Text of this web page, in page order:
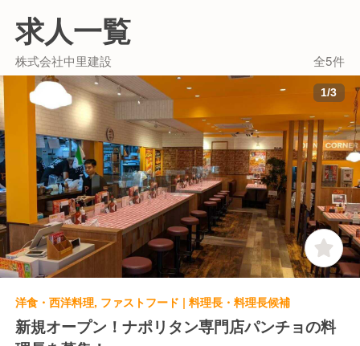
求人一覧
株式会社中里建設 全5件
1/3
洋食・西洋料理, ファストフード | 料理長・料理長候補
新規オープン！ナポリタン専門店パンチョの料